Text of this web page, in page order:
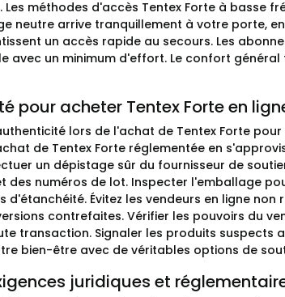
Les méthodes d'accès Tentex Forte à basse
neutre arrive tranquillement à votre porte,
un accès rapide au secours. Les
avec un minimum d'effort. Le confort
pour acheter Tentex Forte en
lors de l'achat de Tentex Forte
de Tentex Forte réglementée en
un dépistage sûr du fournisseur de
des numéros de lot. Inspecter l'emballage
d'étanchéité. Évitez les vendeurs en ligne
contrefaites. Vérifier les pouvoirs du
transaction. Signaler les produits suspects
bien-être avec de véritables options de
juridiques et